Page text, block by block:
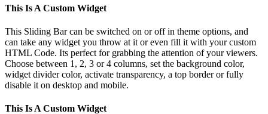
Toggle
Bar
Area
This Is A Custom Widget
This Sliding Bar can be switched on or off in theme options, and
can take any widget you throw at it or even fill it with your custom
HTML Code. Its perfect for grabbing the attention of your viewers.
Choose between 1, 2, 3 or 4 columns, set the background color,
widget divider color, activate transparency, a top border or fully
disable it on desktop and mobile.
This Is A Custom Widget